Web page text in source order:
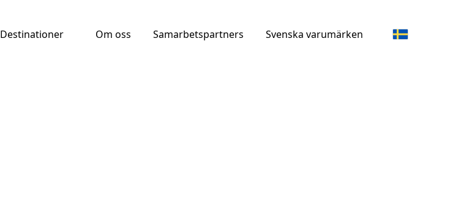
Destinationer Om oss Samarbetspartners Svenska varumärken